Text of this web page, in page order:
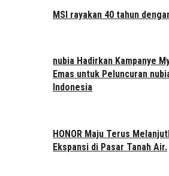
MSI rayakan 40 tahun
nubia Hadirkan Kampanye
Emas untuk Peluncuran
Indonesia
HONOR Maju Terus
Ekspansi di Pasar Tanah Air.